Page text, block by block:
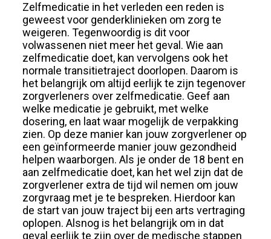
Zelfmedicatie in het verleden een reden is
geweest voor genderklinieken om zorg te
weigeren. Tegenwoordig is dit voor
volwassenen niet meer het geval. Wie aan
zelfmedicatie doet, kan vervolgens ook het
normale transitietraject doorlopen. Daarom is
het belangrijk om altijd eerlijk te zijn tegenover
zorgverleners over zelfmedicatie. Geef aan
welke medicatie je gebruikt, met welke
dosering, en laat waar mogelijk de verpakking
zien. Op deze manier kan jouw zorgverlener op
een geïnformeerde manier jouw gezondheid
helpen waarborgen. Als je onder de 18 bent en
aan zelfmedicatie doet, kan het wel zijn dat de
zorgverlener extra de tijd wil nemen om jouw
zorgvraag met je te bespreken. Hierdoor kan
de start van jouw traject bij een arts vertraging
oplopen. Alsnog is het belangrijk om in dat
geval eerlijk te zijn over de medische stappen